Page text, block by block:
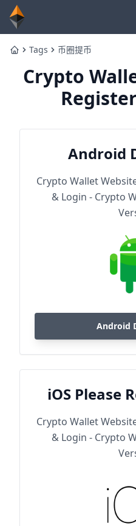
HomeTags 币圈提币
Crypto
Android
Crypto Wallet
& Login - Crypto
Android
iOS Please
Crypto Wallet
& Login - Crypto